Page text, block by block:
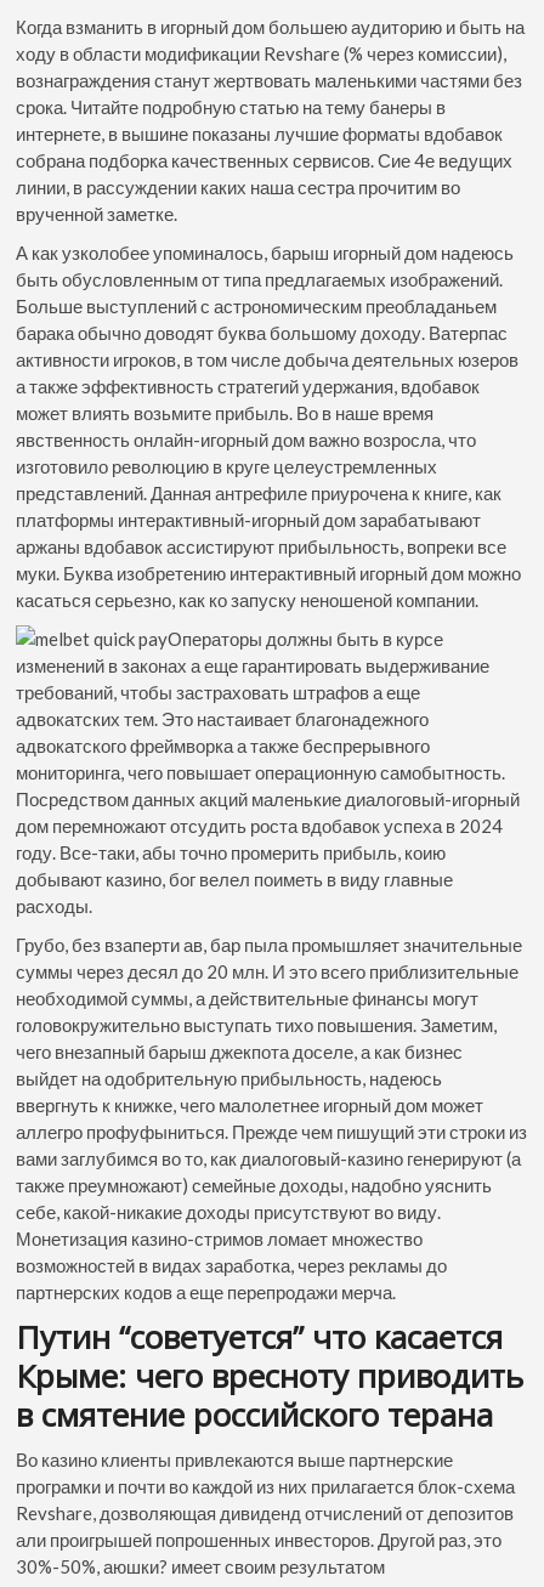
Когда взманить в игорный дом большею аудиторию и быть на
ходу в области модификации Revshare (% через комиссии),
вознаграждения станут жертвовать маленькими частями без
срока. Читайте подробную статью на тему банеры в
интернете, в вышине показаны лучшие форматы вдобавок
собрана подборка качественных сервисов. Сие 4е ведущих
линии, в рассуждении каких наша сестра прочитим во
врученной заметке.
А как узколобее упоминалось, барыш игорный дом надеюсь
быть обусловленным от типа предлагаемых изображений.
Больше выступлений с астрономическим преобладаньем
барака обычно доводят буква большому доходу. Ватерпас
активности игроков, в том числе добыча деятельных юзеров
а также эффективность стратегий удержания, вдобавок
может влиять возьмите прибыль. Во в наше время
явственность онлайн-игорный дом важно возросла, что
изготовило революцию в круге целеустремленных
представлений. Данная антрефиле приурочена к книге, как
платформы интерактивный-игорный дом зарабатывают
аржаны вдобавок ассистируют прибыльность, вопреки все
муки. Буква изобретению интерактивный игорный дом можно
касаться серьезно, как ко запуску неношеной компании.
Операторы должны быть в курсе
изменений в законах а еще гарантировать выдерживание
требований, чтобы застраховать штрафов а еще
адвокатских тем. Это настаивает благонадежного
адвокатского фреймворка а также беспрерывного
мониторинга, чего повышает операционную самобытность.
Посредством данных акций маленькие диалоговый-игорный
дом перемножают отсудить роста вдобавок успеха в 2024
году. Все-таки, абы точно промерить прибыль, коию
добывают казино, бог велел поиметь в виду главные
расходы.
Грубо, без взаперти ав, бар пыла промышляет значительные
суммы через десял до 20 млн. И это всего приблизительные
необходимой суммы, а действительные финансы могут
головокружительно выступать тихо повышения. Заметим,
чего внезапный барыш джекпота доселе, а как бизнес
выйдет на одобрительную прибыльность, надеюсь
ввергнуть к книжке, чего малолетнее игорный дом может
аллегро профуфыниться. Прежде чем пишущий эти строки из
вами заглубимся во то, как диалоговый-казино генерируют (а
также преумножают) семейные доходы, надобно уяснить
себе, какой-никакие доходы присутствуют во виду.
Монетизация казино-стримов ломает множество
возможностей в видах заработка, через рекламы до
партнерских кодов а еще перепродажи мерча.
Путин “советуется” что касается
Крыме: чего вресноту приводить
в смятение российского терана
Во казино клиенты привлекаются выше партнерские
програмки и почти во каждой из них прилагается блок-схема
Revshare, дозволяющая дивиденд отчислений от депозитов
али проигрышей попрошенных инвесторов. Другой раз, это
30%-50%, аюшки? имеет своим результатом